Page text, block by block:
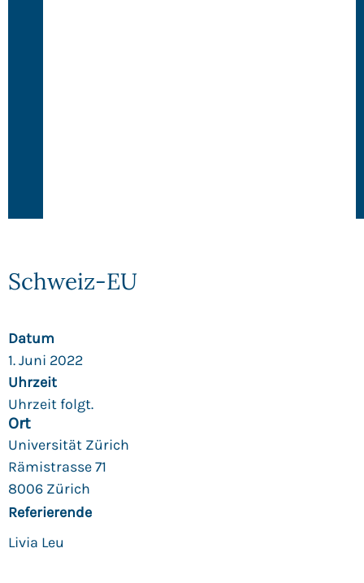
Datum
1. Juni 2022
Uhrzeit
Uhrzeit folgt.
Ort
Universität Zürich
Rämistrasse 71
8006 Zürich
Referierende
Livia Leu
Schweiz-EU